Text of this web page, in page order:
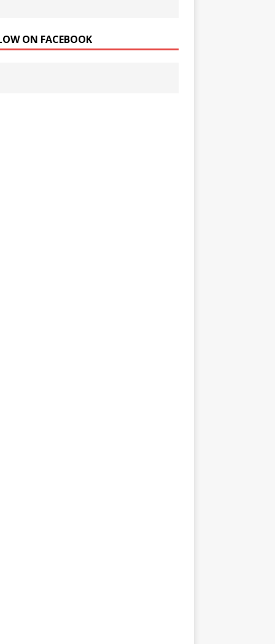
ON FACEBOOK